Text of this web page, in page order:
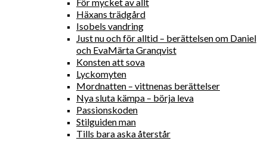
Häxans trädgård
Isobels vandring
Just nu och för alltid – berättelsen om Daniel
och EvaMärta Granqvist
Konsten att sova
Lyckomyten
Mordnatten – vittnenas berättelser
Nya sluta kämpa – börja leva
Passionskoden
Stilguiden man
Tills bara aska återstår